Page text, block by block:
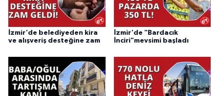
İzmir'de belediyeden kira
ve alışveriş desteğine zam
İzmir'de "Bardacık
İnciri"mevsimi başladı